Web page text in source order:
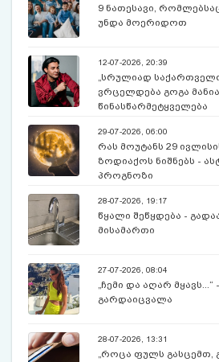
9 ნათესავი,
უნდა მოერიდოთ
12-07-2026, 20:39
„სრულიად
ვრცელდება გოგა
წინასწარმეტყველება
29-07-2026, 06:00
რას მოუტანს 29
ზოდიაქოს ნიშნებს -
პროგნოზი
28-07-2026, 19:17
წყალი შეწყდება -
მისამართი
27-07-2026, 08:04
„ჩემი და აღარ
გარდაიცვალა
28-07-2026, 13:31
„როცა ფულს გასცემთ,